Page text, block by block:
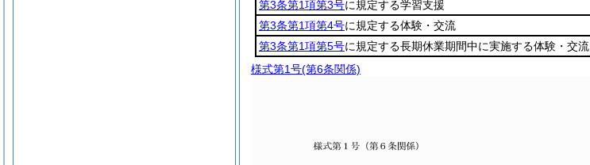
第3条第1項第3号に規定する学習支援
第3条第1項第4号に規定する体験・交流
第3条第1項第5号に規定する長期休業期間中に実施する体験・交流
様式第1号(第6条関係)